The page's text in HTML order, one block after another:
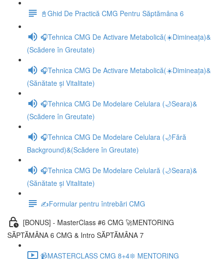
📓Ghid De Practică CMG Pentru Săptămâna 6
🎧Tehnica CMG De Activare Metabolică(☀️Dimineața)&
(Scădere în Greutate)
🎧Tehnica CMG De Activare Metabolică(☀️Dimineața)&
(Sănătate și Vitalitate)
🎧Tehnica CMG De Modelare Celulara (🌙Seara)&
(Scădere în Greutate)
🎧Tehnica CMG De Modelare Celulara (🌙Fără
Background)&(Scădere în Greutate)
🎧Tehnica CMG De Modelare Celulară (🌙Seara)&
(Sănătate și Vitalitate)
✍️Formular pentru întrebări CMG
[BONUS] - MasterClass #6 CMG 🚀MENTORING
SĂPTĂMÂNA 6 CMG & Intro SĂPTĂMÂNA 7
📹MASTERCLASS CMG 8+4❊ MENTORING